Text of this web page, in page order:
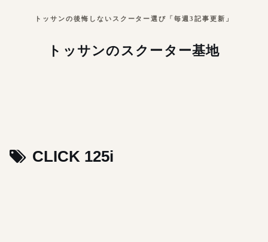
トッサンの後悔しないスクーター選び「毎週3記事更新」
トッサンのスクーター基地
CLICK 125i